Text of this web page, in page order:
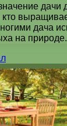
дачи
дача
на природе.